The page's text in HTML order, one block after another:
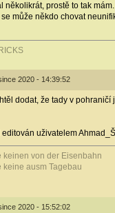
několikrát, prostě to tak
může někdo chovat
2020 - 14:39:52
dodat, že tady v
uživatelem
keinen von der Eisenbahn
keine ausm Tagebau
2020 - 15:52:02